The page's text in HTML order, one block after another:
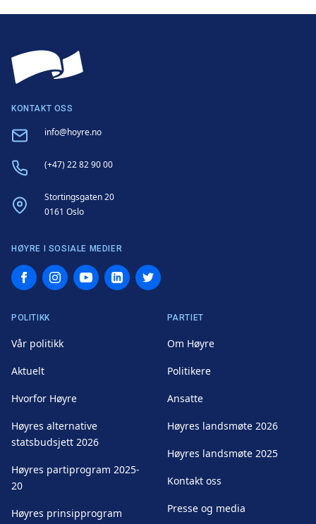
KONTAKT OSS
Email info@hoyre.no
Phone(+47) 22 82 90 00
AddressStortingsgaten 20
0161 Oslo
HØYRE I SOSIALE MEDIER
FacebookInstagramYouTubeLinkedInTwitter
POLITIKK
Vår politikk
Aktuelt
Hvorfor Høyre
Høyres alternative
statsbudsjett 2026
Høyres partiprogram 2025-
20
Høyres prinsipprogram
PARTIET
Om Høyre
Politikere
Ansatte
Høyres landsmøte 2026
Høyres landsmøte 2025
Kontakt oss
Presse og media